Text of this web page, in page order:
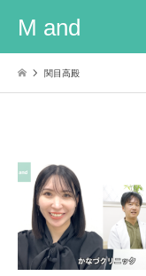
M and
関目高殿